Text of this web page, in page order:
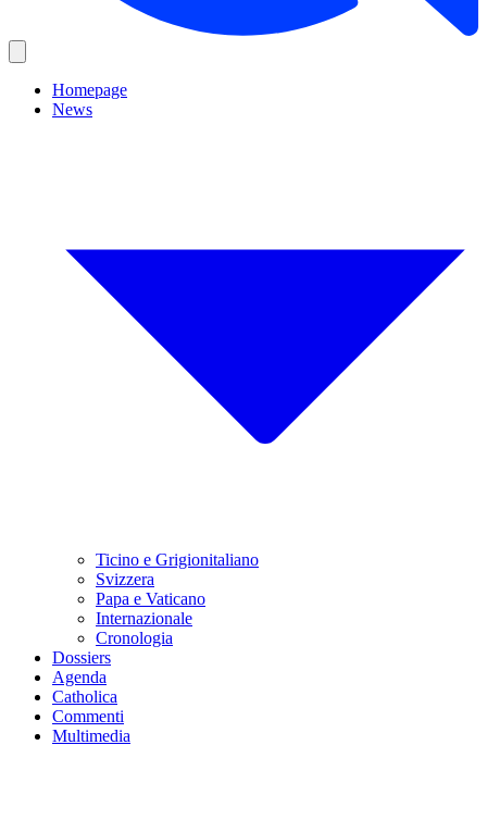
Homepage
News
Ticino e Grigionitaliano
Svizzera
Papa e Vaticano
Internazionale
Cronologia
Dossiers
Agenda
Catholica
Commenti
Multimedia